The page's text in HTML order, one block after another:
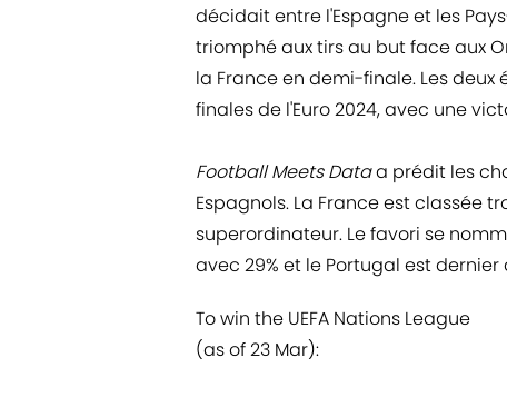
décidait entre l'Espagne et les
triomphé aux tirs au but face aux
la France en demi-finale. Les
finales de l'Euro 2024, avec une
Football Meets Dataa prédit les
Espagnols. La France est classée
superordinateur. Le favori se
avec 29% et le Portugal est dernier
To win the UEFA Nations League
(as of 23 Mar):